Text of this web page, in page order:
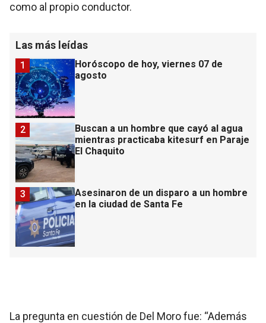
como al propio conductor.
Las más leídas
Horóscopo de hoy, viernes 07 de
agosto
1
Buscan a un hombre que cayó al agua
mientras practicaba kitesurf en Paraje
El Chaquito
2
Asesinaron de un disparo a un hombre
en la ciudad de Santa Fe
3
La pregunta en cuestión de Del Moro fue: “Además